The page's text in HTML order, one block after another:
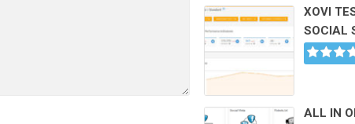
XOVI
SOCIAL
ALL IN